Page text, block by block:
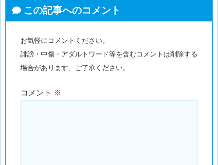
この記事へのコメント
お気軽にコメントください。
誹謗・中傷・アダルトワード等を含むコメントは削除する
場合があります、ご了承ください。
コメント ※